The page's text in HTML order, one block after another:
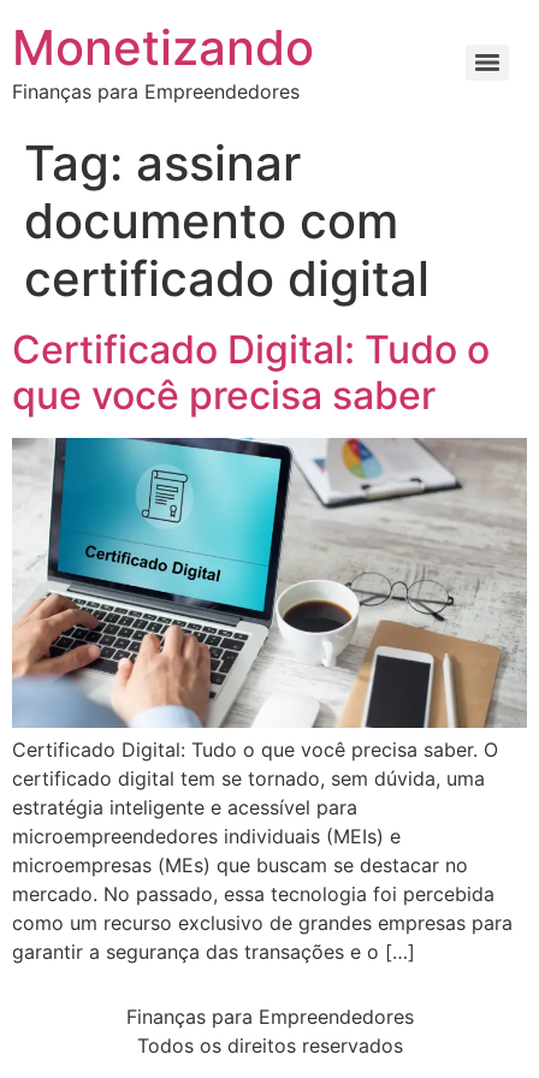
Monetizando
Finanças para Empreendedores
Tag: assinar
documento com
certificado digital
Certificado Digital: Tudo o
que você precisa saber
Certificado Digital: Tudo o que você precisa saber. O
certificado digital tem se tornado, sem dúvida, uma
estratégia inteligente e acessível para
microempreendedores individuais (MEIs) e
microempresas (MEs) que buscam se destacar no
mercado. No passado, essa tecnologia foi percebida
como um recurso exclusivo de grandes empresas para
garantir a segurança das transações e o […]
Finanças para Empreendedores
Todos os direitos reservados